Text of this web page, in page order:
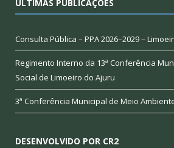
ÚLTIMAS PUBLICAÇÕES
Consulta Pública – PPA 2026–2029 –
Regimento Interno da 13ª Conferência
Social de Limoeiro do Ajuru
3ª Conferência Municipal de Meio
DESENVOLVIDO POR CR2